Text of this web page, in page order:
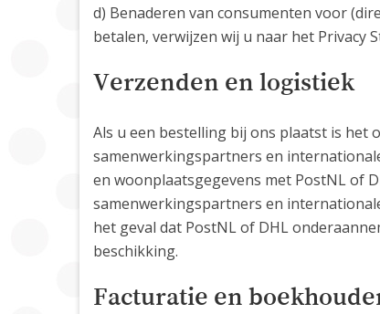
d) Benaderen van consumenten voor
betalen, verwijzen wij u naar het Privacy
Verzenden en logistiek
Als u een bestelling bij ons plaatst is het
samenwerkingspartners en
en woonplaatsgegevens met PostNL of
samenwerkingspartners en
het geval dat PostNL of DHL
beschikking.
Facturatie en